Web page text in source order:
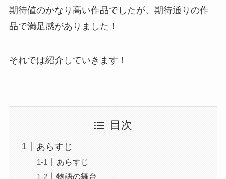
期待値のかなり高い作品でしたが、期待通りの作
品で満足感がありました！
それでは紹介していきます！
目次
あらすじ
あらすじ
物語の舞台